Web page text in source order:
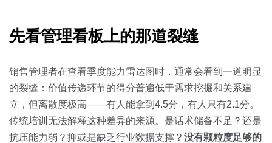
按角色
销售人员
销售管理
按业务场景
白皮书
先看管理看板上的那道裂缝
销售管理者在查看季度能力雷达图时，通常会看到一道明显
的裂缝：价值传递环节的得分普遍低于需求挖掘和关系建
立，但离散度极高——有人能拿到4.5分，有人只有2.1分。
传统培训无法解释这种差异的来源。是话术储备不足？还是
抗压能力弱？抑或是缺乏行业数据支撑？ 没有颗粒度足够的